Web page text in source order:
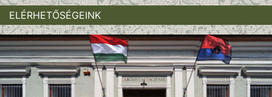
ELÉRHETŐSÉGEINK